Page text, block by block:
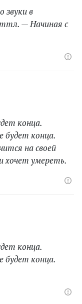
звуки в
— Начиная с
конца.
будет конца.
на своей
хочет умереть.
конца.
будет конца.